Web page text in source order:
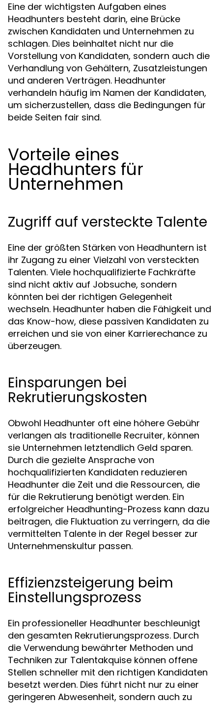
Eine der wichtigsten Aufgaben eines
Headhunters besteht darin, eine Brücke
zwischen Kandidaten und Unternehmen zu
schlagen. Dies beinhaltet nicht nur die
Vorstellung von Kandidaten, sondern auch die
Verhandlung von Gehältern, Zusatzleistungen
und anderen Verträgen. Headhunter
verhandeln häufig im Namen der Kandidaten,
um sicherzustellen, dass die Bedingungen für
beide Seiten fair sind.
Vorteile eines
Headhunters für
Unternehmen
Zugriff auf versteckte Talente
Eine der größten Stärken von Headhuntern ist
ihr Zugang zu einer Vielzahl von versteckten
Talenten. Viele hochqualifizierte Fachkräfte
sind nicht aktiv auf Jobsuche, sondern
könnten bei der richtigen Gelegenheit
wechseln. Headhunter haben die Fähigkeit und
das Know-how, diese passiven Kandidaten zu
erreichen und sie von einer Karrierechance zu
überzeugen.
Einsparungen bei
Rekrutierungskosten
Obwohl Headhunter oft eine höhere Gebühr
verlangen als traditionelle Recruiter, können
sie Unternehmen letztendlich Geld sparen.
Durch die gezielte Ansprache von
hochqualifizierten Kandidaten reduzieren
Headhunter die Zeit und die Ressourcen, die
für die Rekrutierung benötigt werden. Ein
erfolgreicher Headhunting-Prozess kann dazu
beitragen, die Fluktuation zu verringern, da die
vermittelten Talente in der Regel besser zur
Unternehmenskultur passen.
Effizienzsteigerung beim
Einstellungsprozess
Ein professioneller Headhunter beschleunigt
den gesamten Rekrutierungsprozess. Durch
die Verwendung bewährter Methoden und
Techniken zur Talentakquise können offene
Stellen schneller mit den richtigen Kandidaten
besetzt werden. Dies führt nicht nur zu einer
geringeren Abwesenheit, sondern auch zu